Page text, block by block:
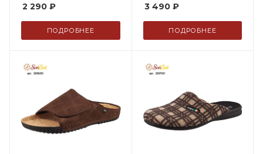
2 290 ₽
ПОДРОБНЕЕ
3 490₽
ПОДРОБНЕЕ